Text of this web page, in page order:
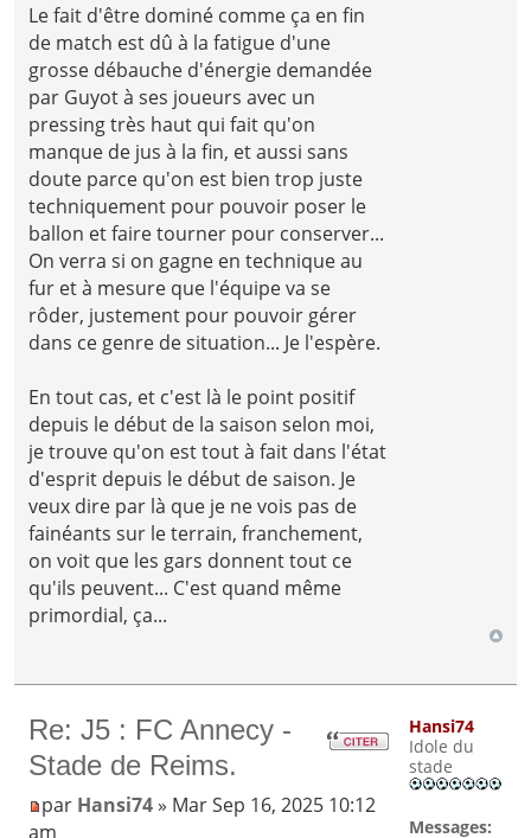
Le fait d'être dominé comme ça en fin
de match est dû à la fatigue d'une
grosse débauche d'énergie demandée
par Guyot à ses joueurs avec un
pressing très haut qui fait qu'on
manque de jus à la fin, et aussi sans
doute parce qu'on est bien trop juste
techniquement pour pouvoir poser le
ballon et faire tourner pour conserver...
On verra si on gagne en technique au
fur et à mesure que l'équipe va se
rôder, justement pour pouvoir gérer
dans ce genre de situation... Je l'espère.
En tout cas, et c'est là le point positif
depuis le début de la saison selon moi,
je trouve qu'on est tout à fait dans l'état
d'esprit depuis le début de saison. Je
veux dire par là que je ne vois pas de
fainéants sur le terrain, franchement,
on voit que les gars donnent tout ce
qu'ils peuvent... C'est quand même
primordial, ça...
Re: J5 : FC Annecy -
Stade de Reims.
par Hansi74» Mar Sep 16, 2025 10:12
am
Hansi74
Idole du
stade
Messages: